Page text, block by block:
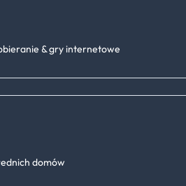
& gry internetowe
domów